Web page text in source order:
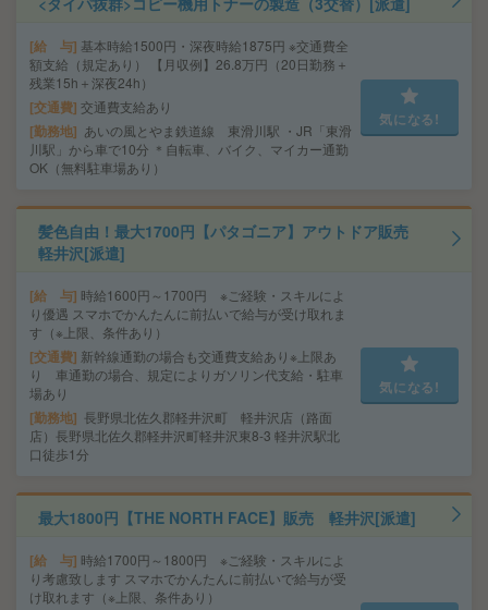
給 与 基本時給1500円・深夜時給1875円 ※交通費全
額支給（規定あり） 【月収例】26.8万円（20日勤務＋
残業15h＋深夜24h）
交通費 交通費支給あり
勤務地
あいの風とやま鉄道線 東滑川駅 ・JR「東滑
川駅」から車で10分 ＊自転車、バイク、マイカー通勤
OK（無料駐車場あり）
気になる!
髪色自由！最大1700円【パタゴニア】アウトドア販売
軽井沢[派遣]
給 与 時給1600円～1700円 ※ご経験・スキルによ
り優遇 スマホでかんたんに前払いで給与が受け取れま
す（※上限、条件あり）
交通費 新幹線通勤の場合も交通費支給あり※上限あ
り 車通勤の場合、規定によりガソリン代支給・駐車
場あり
勤務地
長野県北佐久郡軽井沢町 軽井沢店（路面
店）長野県北佐久郡軽井沢町軽井沢東8-3 軽井沢駅北
口徒歩1分
気になる!
最大1800円【THE NORTH FACE】販売 軽井沢[派遣]
給 与 時給1700円～1800円 ※ご経験・スキルによ
り考慮致します スマホでかんたんに前払いで給与が受
け取れます（※上限、条件あり）